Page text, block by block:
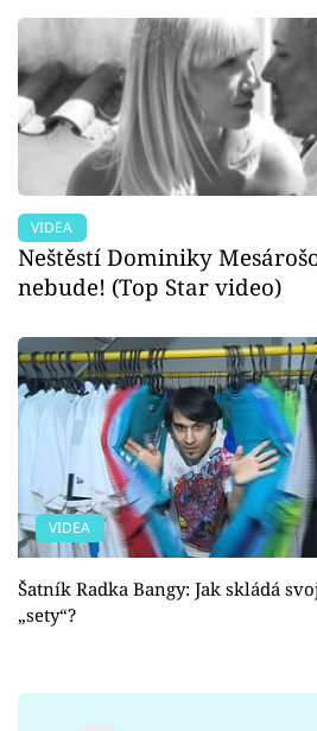
VIDEA
Neštěstí Dominiky
nebude! (Top Star video)
VIDEA
Šatník Radka Bangy: Jak skládá
„sety“?